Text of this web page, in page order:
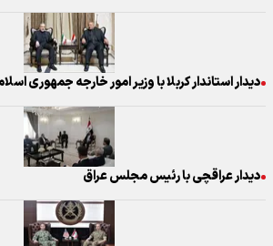
دیدار استاندار کربلا با وزیر امور خارجه جمهوری
دیدار عراقچی با رئیس مجلس عراق